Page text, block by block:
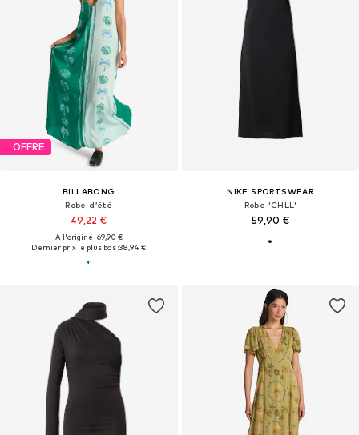
OFFRE
BILLABONG
Robe d’été
49,22 €
À l'origine : 69,90 €
Dernier prix le plus bas :38,94 €
NIKE SPORTSWEAR
Robe 'CHLL'
59,90 €